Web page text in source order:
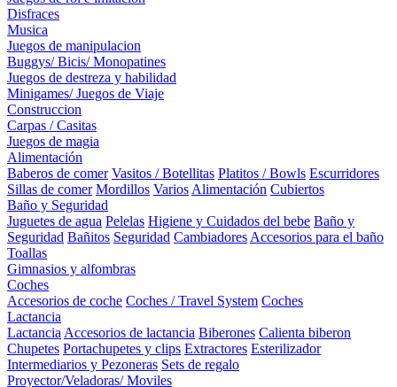
Disfraces
Musica
Juegos de manipulacion
Buggys/ Bicis/ Monopatines
Juegos de destreza y habilidad
Minigames/ Juegos de Viaje
Construccion
Carpas / Casitas
Juegos de magia
Alimentación
Baberos de comer Vasitos / Botellitas Platitos / Bowls Escurridores
Sillas de comer Mordillos Varios Alimentación Cubiertos
Baño y Seguridad
Juguetes de agua Pelelas Higiene y Cuidados del bebe Baño y
Seguridad Bañitos Seguridad Cambiadores Accesorios para el baño
Toallas
Gimnasios y alfombras
Coches
Accesorios de coche Coches / Travel System Coches
Lactancia
Lactancia Accesorios de lactancia Biberones Calienta biberon
Chupetes Portachupetes y clips Extractores Esterilizador
Intermediarios y Pezoneras Sets de regalo
Proyector/Veladoras/ Moviles